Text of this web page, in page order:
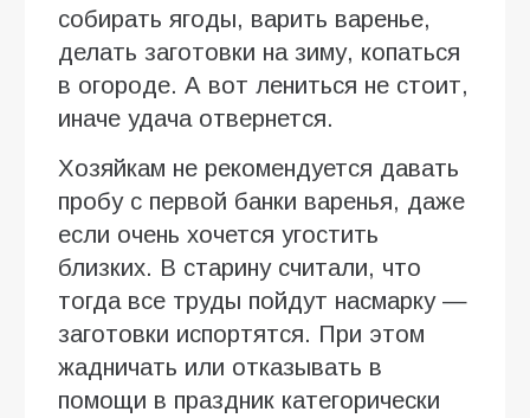
собирать ягоды, варить варенье,
делать заготовки на зиму, копаться
в огороде. А вот лениться не стоит,
иначе удача отвернется.
Хозяйкам не рекомендуется давать
пробу с первой банки варенья, даже
если очень хочется угостить
близких. В старину считали, что
тогда все труды пойдут насмарку —
заготовки испортятся. При этом
жадничать или отказывать в
помощи в праздник категорически